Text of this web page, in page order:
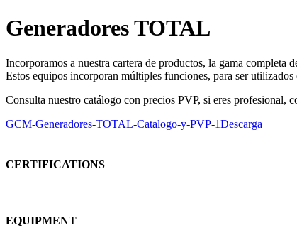
Generadores TOTAL
Incorporamos a nuestra cartera de productos, la gama
Estos equipos incorporan múltiples funciones, para ser
Consulta nuestro catálogo con precios PVP, si eres profesional,
GCM-Generadores-TOTAL-Catalogo-y-PVP-1Descarga
CERTIFICATIONS
EQUIPMENT